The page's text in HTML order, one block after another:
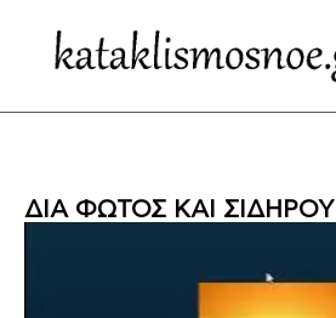
ΔΙΑ ΦΩΤΟΣ ΚΑΙ ΣΙΔΗΡΟΥ